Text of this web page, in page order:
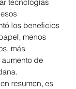
los beneficios
menos
más
de
resumen, es